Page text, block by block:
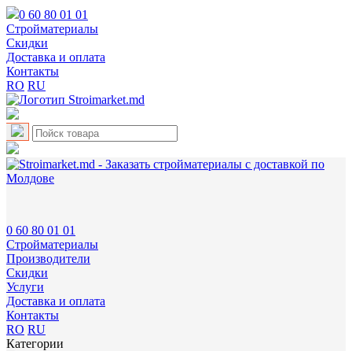
0 60 80 01 01
Cтройматериалы
Скидки
Доставка и оплата
Контакты
RO RU
0 60 80 01 01
Cтройматериалы
Производители
Скидки
Услуги
Доставка и оплата
Контакты
RO RU
Категории